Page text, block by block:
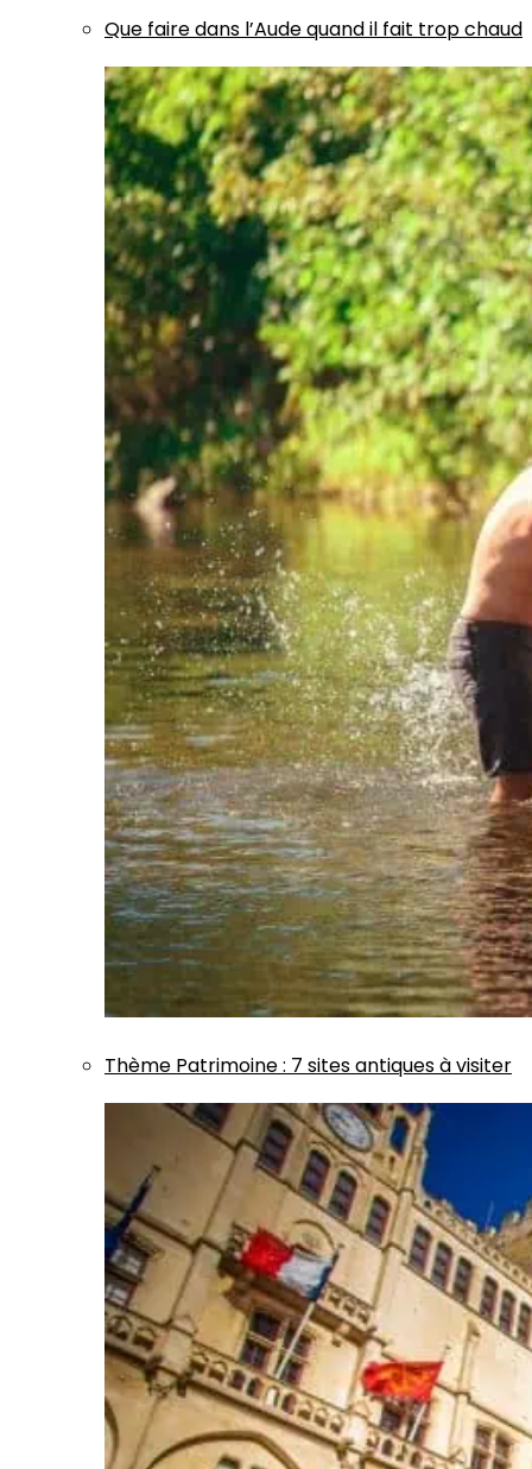
Que faire dans l’Aude quand il fait trop chaud
Thème Patrimoine: 7 sites antiques à visiter